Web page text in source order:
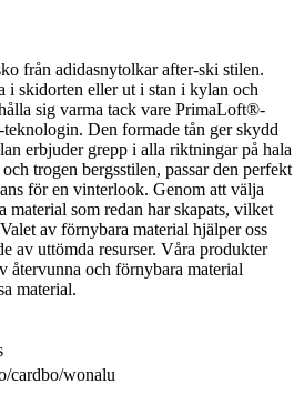
från adidasnytolkar after-ski stilen.
i skidorten eller ut i stan i kylan och
sig varma tack vare PrimaLoft®-
Den formade tån ger skydd
erbjuder grepp i alla riktningar på hala
trogen bergsstilen, passar den perfekt
för en vinterlook. Genom att välja
material som redan har skapats, vilket
av förnybara material hjälper oss
av uttömda resurser. Våra produkter
återvunna och förnybara material
material.
cardbo/wonalu